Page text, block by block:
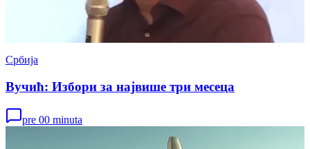
Србија
Вучић: Избори за највише три месеца
pre 00 minuta